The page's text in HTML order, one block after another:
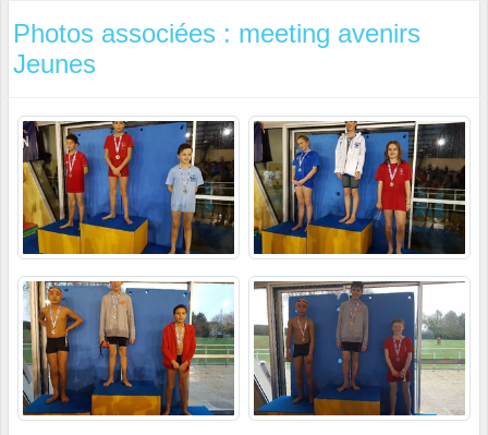
Photos associées : meeting avenirs
Jeunes